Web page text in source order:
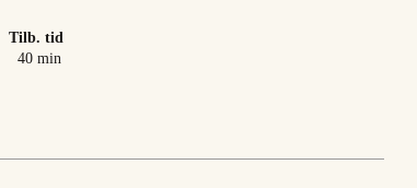
Tilb. tid
40minutter
min